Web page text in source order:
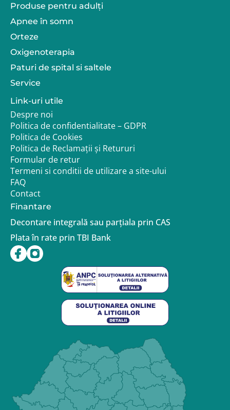
Produse pentru adulţi
Apnee în somn
Orteze
Oxigenoterapia
Paturi de spital si saltele
Service
Link-uri utile
Despre noi
Politica de confidentialitate – GDPR
Politica de Cookies
Politica de Reclamații și Retururi
Formular de retur
Termeni si conditii de utilizare a site-ului
FAQ
Contact
Finantare
Decontare integrală sau parțiala prin CAS
Plata în rate prin TBI Bank